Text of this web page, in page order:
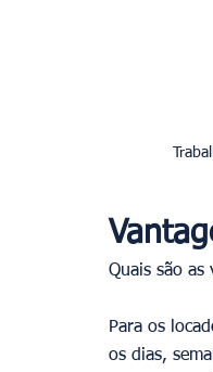
Quais são as
Para os
os dias,